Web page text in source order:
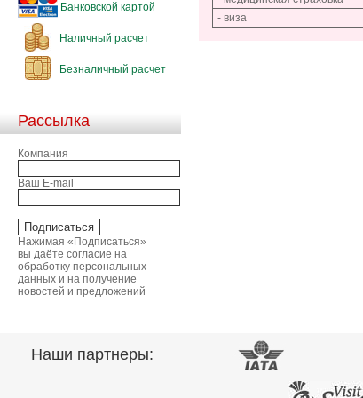
Банковской картой
Наличный расчет
Безналичный расчет
Рассылка
Компания
Ваш E-mail
Нажимая «Подписаться»
вы даёте согласие на
обработку персональных
данных и на получение
новостей и предложений
- виза
Наши партнеры: